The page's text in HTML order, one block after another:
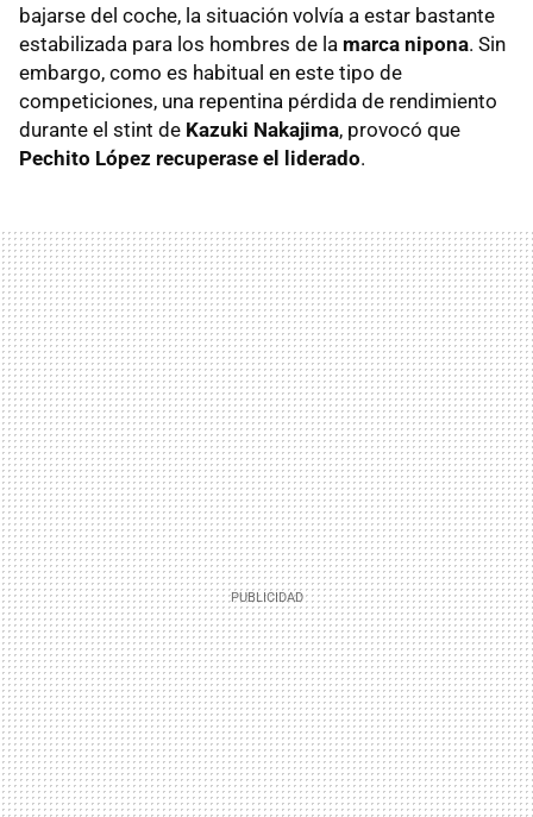
bajarse del coche, la situación volvía a estar bastante
estabilizada para los hombres de la marca nipona. Sin
embargo, como es habitual en este tipo de
competiciones, una repentina pérdida de rendimiento
durante el stint de Kazuki Nakajima, provocó que
Pechito López recuperase el liderado.